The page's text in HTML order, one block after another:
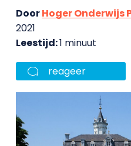
DoorHoger Onderwijs
2021
Leestijd:1 minuut
reageer